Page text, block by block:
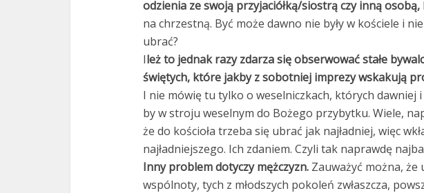
odzienia ze swoją przyjaciółką/siostrą czy inną osobą,
na chrzestną. Być może dawno nie były w kościele i
ubrać?
Ileż to jednak razy zdarza się obserwować stałe
świętych, które jakby z sobotniej imprezy wskakują
I nie mówię tu tylko o weselniczkach, których dawniej
by w stroju weselnym do Bożego przybytku. Wiele,
że do kościoła trzeba się ubrać jak najładniej, więc
najładniejszego. Ich zdaniem. Czyli tak naprawdę
Inny problem dotyczy mężczyzn. Zauważyć można, że
wspólnoty, tych z młodszych pokoleń zwłaszcza,